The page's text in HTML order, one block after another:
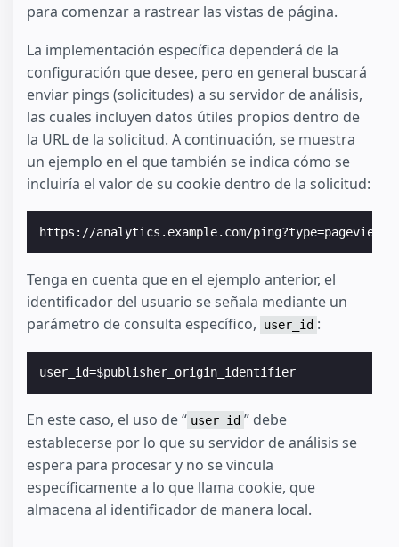
para comenzar a rastrear las vistas de página.
La implementación específica dependerá de la
configuración que desee, pero en general buscará
enviar pings (solicitudes) a su servidor de análisis,
las cuales incluyen datos útiles propios dentro de
la URL de la solicitud. A continuación, se muestra
un ejemplo en el que también se indica cómo se
incluiría el valor de su cookie dentro de la solicitud:
https://analytics.example.com/
Tenga en cuenta que en el ejemplo anterior, el
identificador del usuario se señala mediante un
parámetro de consulta específico,
user_id :
En este caso, el uso de “ user_id ” debe
establecerse por lo que su servidor de análisis se
espera para procesar y no se vincula
específicamente a lo que llama cookie, que
almacena al identificador de manera local.